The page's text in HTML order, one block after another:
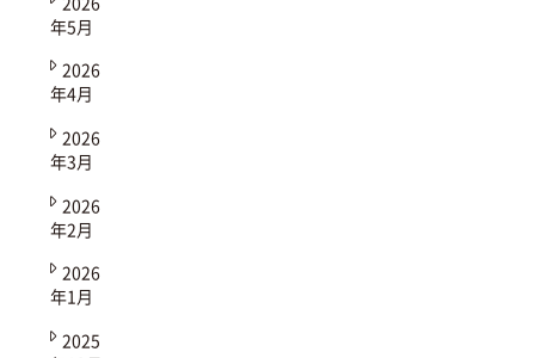
年5月
2026
年4月
2026
年3月
2026
年2月
2026
年1月
2025